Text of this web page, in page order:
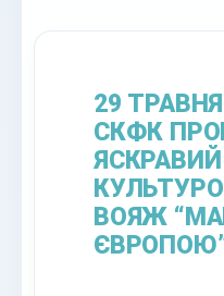
29
СКФК
ЯСКРАВИЙ
ВОЯЖ